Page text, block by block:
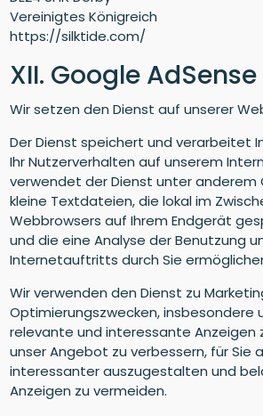
Vereinigtes Königreich
https://silktide.com/
XII. Google AdSense
Wir setzen den Dienst auf unserer
Der Dienst speichert und verarbeitet
Ihr Nutzerverhalten auf unserem
verwendet der Dienst unter anderem
kleine Textdateien, die lokal im
Webbrowsers auf Ihrem Endgerät
und die eine Analyse der Benutzung
Internetauftritts durch Sie
Wir verwenden den Dienst zu
Optimierungszwecken, insbesondere
relevante und interessante Anzeigen
unser Angebot zu verbessern, für Sie
interessanter auszugestalten und
Anzeigen zu vermeiden.